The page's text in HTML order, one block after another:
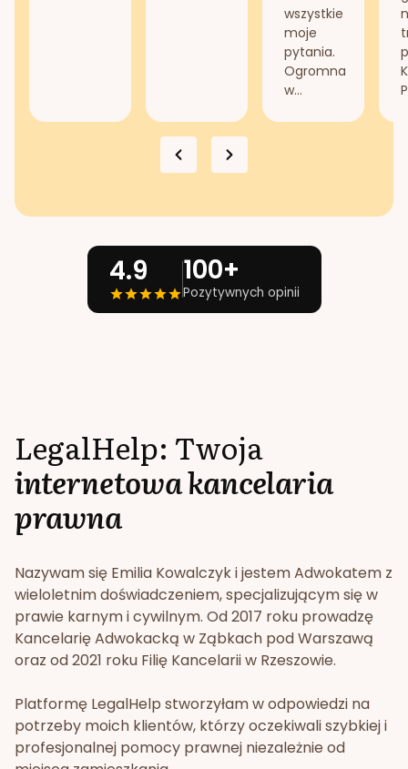
wszystkie
moje
pytania.
Ogromna
w...
4.9 100+
Pozytywnych opinii
LegalHelp: Twoja
internetowa kancelaria
prawna
Nazywam się Emilia Kowalczyk i jestem Adwokatem z
wieloletnim doświadczeniem, specjalizującym się w
prawie karnym i cywilnym. Od 2017 roku prowadzę
Kancelarię Adwokacką w Ząbkach pod Warszawą
oraz od 2021 roku Filię Kancelarii w Rzeszowie.
Platformę LegalHelp stworzyłam w odpowiedzi na
potrzeby moich klientów, którzy oczekiwali szybkiej i
profesjonalnej pomocy prawnej niezależnie od